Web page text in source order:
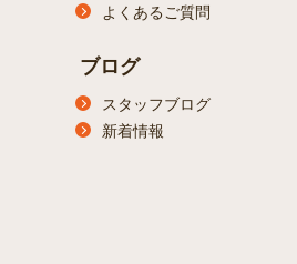
よくあるご質問
ブログ
スタッフブログ
新着情報